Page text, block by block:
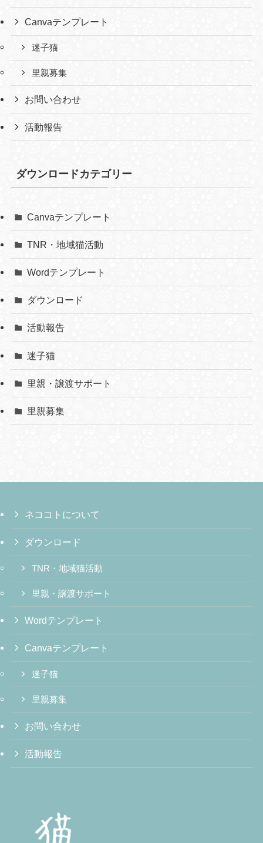
Canvaテンプレート
迷子猫
里親募集
お問い合わせ
活動報告
ダウンロードカテゴリー
Canvaテンプレート
TNR・地域猫活動
Wordテンプレート
ダウンロード
活動報告
迷子猫
里親・譲渡サポート
里親募集
ネココトについて
ダウンロード
TNR・地域猫活動
里親・譲渡サポート
Wordテンプレート
Canvaテンプレート
迷子猫
里親募集
お問い合わせ
活動報告